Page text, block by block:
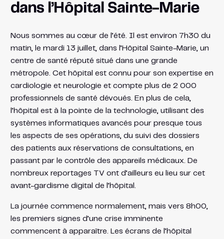
dans l’Hôpital Sainte-Marie
Nous sommes au cœur de l’été. Il est environ 7h30 du
matin, le mardi 13 juillet, dans l’Hôpital Sainte-Marie, un
centre de santé réputé situé dans une grande
métropole. Cet hôpital est connu pour son expertise en
cardiologie et neurologie et compte plus de 2 000
professionnels de santé dévoués. En plus de cela,
l’hôpital est à la pointe de la technologie, utilisant des
systèmes informatiques avancés pour presque tous
les aspects de ses opérations, du suivi des dossiers
des patients aux réservations de consultations, en
passant par le contrôle des appareils médicaux. De
nombreux reportages TV ont d’ailleurs eu lieu sur cet
avant-gardisme digital de l’hôpital.
La journée commence normalement, mais vers 8h00,
les premiers signes d’une crise imminente
commencent à apparaître. Les écrans de l’hôpital